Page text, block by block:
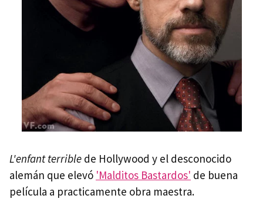
L'enfant terrible de Hollywood y el desconocido
alemán que elevó 'Malditos Bastardos' de buena
película a practicamente obra maestra.